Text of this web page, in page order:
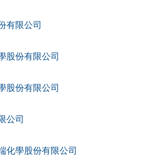
有限公司
股份有限公司
股份有限公司
公司
化學股份有限公司